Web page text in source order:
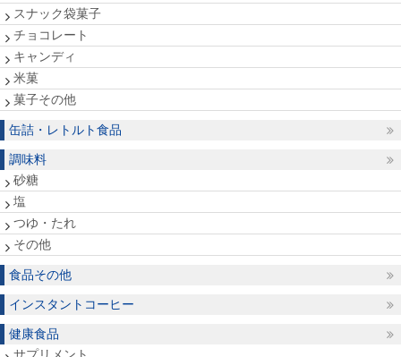
スナック袋菓子
チョコレート
キャンディ
米菓
菓子その他
缶詰・レトルト食品
調味料
砂糖
塩
つゆ・たれ
その他
食品その他
インスタントコーヒー
健康食品